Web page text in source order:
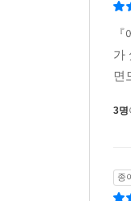
가
면
3명
종